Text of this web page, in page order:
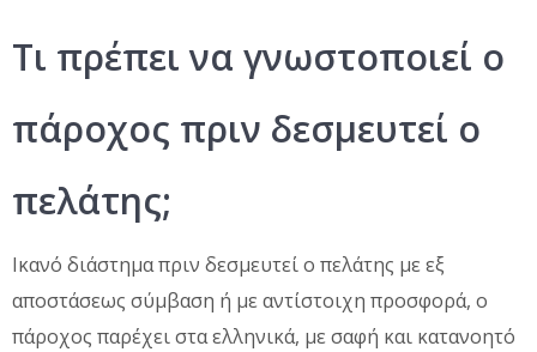
Τι πρέπει να γνωστοποιεί ο
πάροχος πριν δεσμευτεί ο
πελάτης;
Ικανό διάστημα πριν δεσμευτεί ο πελάτης με εξ
αποστάσεως σύμβαση ή με αντίστοιχη προσφορά, ο
πάροχος παρέχει στα ελληνικά, με σαφή και κατανοητό